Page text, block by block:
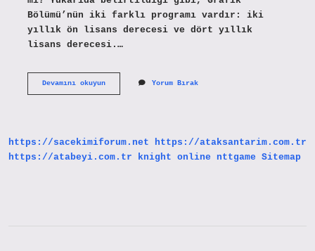
Bölümü’nün iki farklı programı vardır: iki
yıllık ön lisans derecesi ve dört yıllık
lisans derecesi.…
Devamını okuyunGrafik
Gerekli
Yorum Bırak
https://sacekimiforum.net
https://ataksantarim.com.tr
https://atabeyi.com.tr
knight online nttgame Sitemap